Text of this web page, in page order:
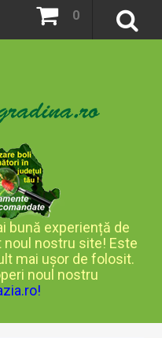
0
bună experiență de
noul nostru site! Este
mai ușor de folosit.
noul nostru
!